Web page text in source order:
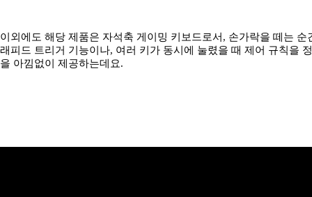
이외에도 해당 제품은 자석축 게이밍 키보드로서, 손가락을 떼는
래피드 트리거 기능이나, 여러 키가 동시에 눌렸을 때 제어 규칙을
을 아낌없이 제공하는데요.